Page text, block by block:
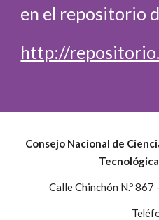
en el repositorio
http://
Consejo Nacional de
Calle Chinchón N.º 867 -